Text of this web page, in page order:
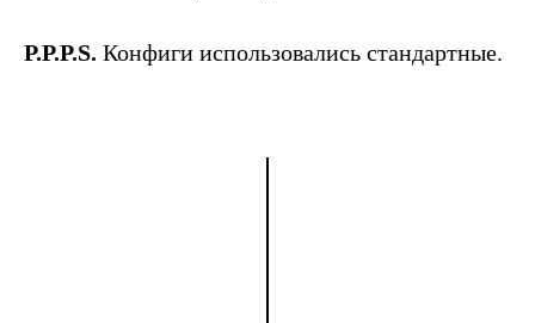
P.P.P.S. Конфиги использовались стандартные.